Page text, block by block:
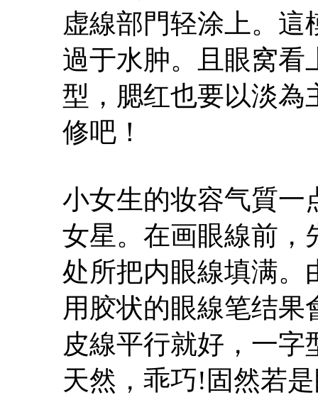
虚線部門轻涂上。
過于水肿。且眼窝看
型，腮红也要以淡為
修吧！
小女生的妆容气質一
女星。在画眼線前，
处所把内眼線填满。
用胶状的眼線笔结
皮線平行就好，一
天然，乖巧!固然若